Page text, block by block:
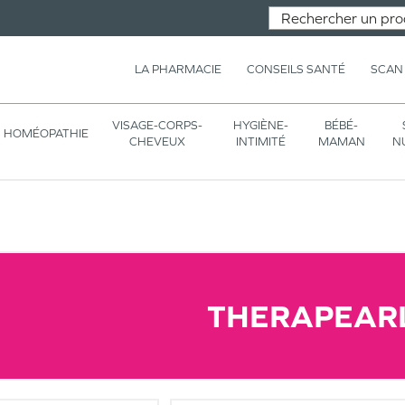
LA PHARMACIE CONSEILS SANTÉ SCAN
HOMÉOPATHIE
VISAGE-CORPS-
CHEVEUX
HYGIÈNE-
INTIMITÉ
BÉBÉ-
MAMAN